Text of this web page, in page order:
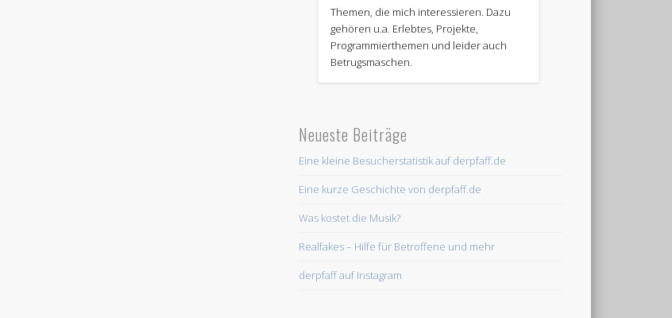
Themen, die mich interessieren. Dazu
gehören u.a. Erlebtes, Projekte,
Programmierthemen und leider auch
Betrugsmaschen.
Neueste Beiträge
Eine kleine Besucherstatistik auf derpfaff.de
Eine kurze Geschichte von derpfaff.de
Was kostet die Musik?
Realfakes – Hilfe für Betroffene und mehr
derpfaff auf Instagram